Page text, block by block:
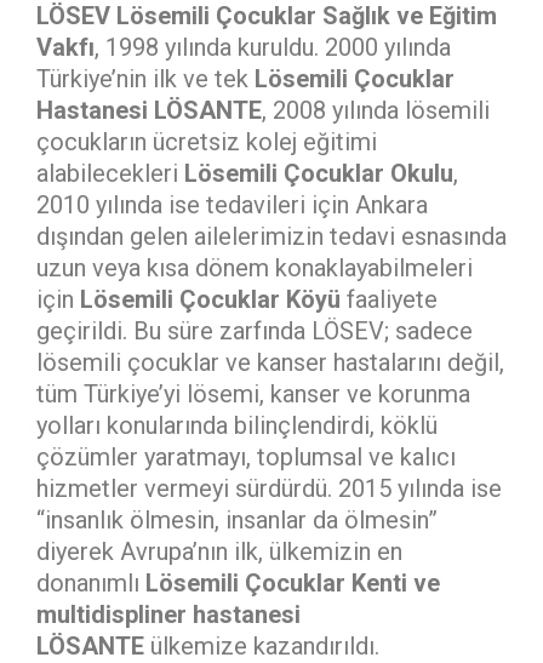
LÖSEV Lösemili Çocuklar Sağlık ve Eğitim
Vakfı, 1998 yılında kuruldu. 2000 yılında
Türkiye’nin ilk ve tek Lösemili Çocuklar
Hastanesi LÖSANTE, 2008 yılında lösemili
çocukların ücretsiz kolej eğitimi
alabilecekleri Lösemili Çocuklar Okulu,
2010 yılında ise tedavileri için Ankara
dışından gelen ailelerimizin tedavi esnasında
uzun veya kısa dönem konaklayabilmeleri
için Lösemili Çocuklar Köyü faaliyete
geçirildi. Bu süre zarfında LÖSEV; sadece
lösemili çocuklar ve kanser hastalarını değil,
tüm Türkiye’yi lösemi, kanser ve korunma
yolları konularında bilinçlendirdi, köklü
çözümler yaratmayı, toplumsal ve kalıcı
hizmetler vermeyi sürdürdü. 2015 yılında ise
“insanlık ölmesin, insanlar da ölmesin”
diyerek Avrupa’nın ilk, ülkemizin en
donanımlı Lösemili Çocuklar Kenti ve
multidispliner hastanesi
LÖSANTE ülkemize kazandırıldı.